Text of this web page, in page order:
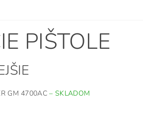
PIŠTOLE
GM 4700AC–SKLADOM